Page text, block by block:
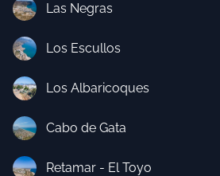
Las Negras
Los Escullos
Los Albaricoques
Cabo de Gata
Retamar - El Toyo